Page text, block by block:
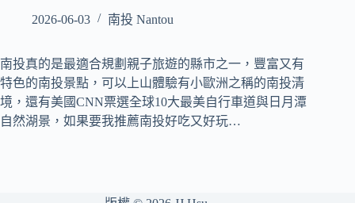
2026-06-03 南投 Nantou
南投真的是最適合規劃親子旅遊的縣市之一，豐富又有
特色的南投景點，可以上山體驗有小歐洲之稱的南投清
境，還有美國CNN票選全球10大最美自行車道與日月潭
自然湖景，如果要我推薦南投好吃又好玩…